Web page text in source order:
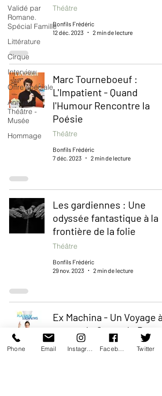
Validé par
Romane.
Spécial Famille
Littérature
Cirque
Interview
Offre spéciale
Annuaire
Théâtre -
Musée
Hommage
Théâtre
Bonfils Frédéric
12 déc. 2023
2 min de lecture
Marc Tourneboeuf :
L'Impatient - Quand
l'Humour Rencontre la
Poésie
Théâtre
Bonfils Frédéric
7 déc. 2023
2 min de lecture
Les gardiennes : Une
odyssée fantastique à la
frontière de la folie
Théâtre
Bonfils Frédéric
29 nov. 2023
2 min de lecture
Ex Machina - Un Voyage à
travers le Genre, le
et la Domination
Phone Email Twitter